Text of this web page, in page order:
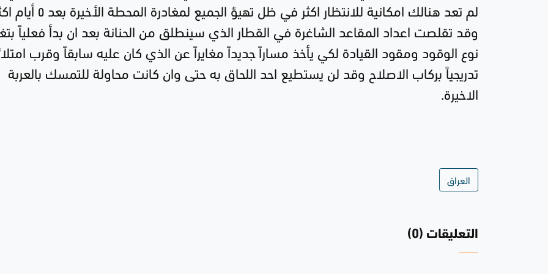
لم تعد هنالك امكانية للانتظار اكثر في ظل تهيؤ الجميع لمغادرة المحطة
وقد تقلصت اعداد المقاعد الشاغرة في القطار الذي سينطلق من الحنانة بعد ان بدأ فعلياً
نوع الوقود ومقود القيادة لكي يأخذ مساراً جديداً مغايراً عن الذي كان عليه سابقاً وقرب
تدريجياً بركاب الاصلاح وقد لن يستطيع احد اللحاق به حتى وان كانت محاولة للتمسك بالعربة
الاخيرة.
العراق
التعليقات (0)